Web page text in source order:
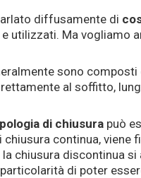
diffusamente di
utilizzati. Ma vogliamo
sono composti
al soffitto,
di chiusura può
chiusura continua, viene
la chiusura discontinua
di poter